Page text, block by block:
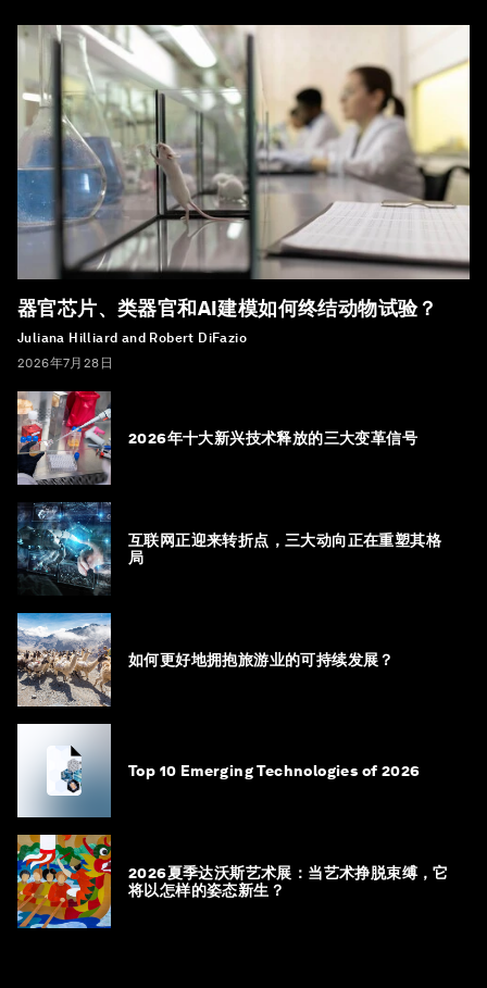
器官芯片、类器官和AI建模如何终结动物试验？
Juliana Hilliard and Robert DiFazio
2026年7月28日
2026年十大新兴技术释放的三大变革信号
互联网正迎来转折点，三大动向正在重塑其格
局
如何更好地拥抱旅游业的可持续发展？
Top 10 Emerging Technologies of 2026
2026夏季达沃斯艺术展：当艺术挣脱束缚，它
将以怎样的姿态新生？